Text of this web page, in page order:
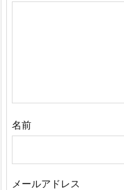
名前
メールアドレス